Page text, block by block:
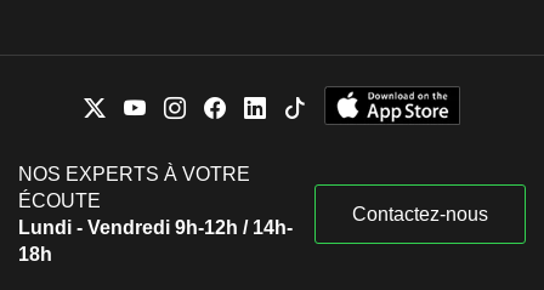
NOS EXPERTS À VOTRE
ÉCOUTE
Lundi - Vendredi 9h-12h / 14h-
18h
Contactez-nous